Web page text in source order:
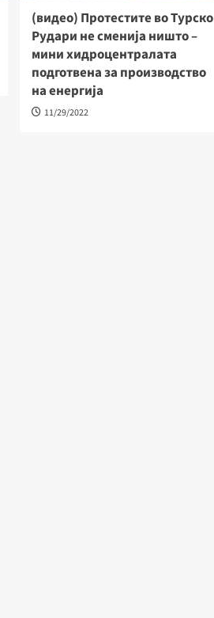
(видео) Протестите во Турско
Рудари не сменија ништо –
мини хидроцентралата
подготвена за производство
на енергија
11/29/2022